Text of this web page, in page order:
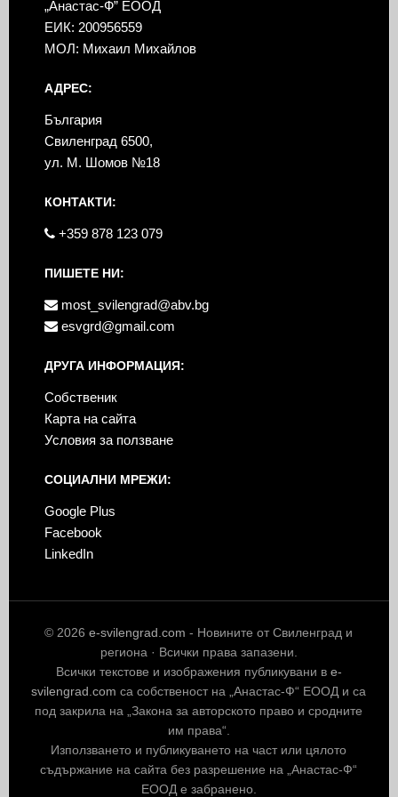
„Анастас-Ф” ЕООД
ЕИК: 200956559
МОЛ: Михаил Михайлов
АДРЕС:
България
Свиленград 6500,
ул. М. Шомов №18
КОНТАКТИ:
+359 878 123 079
ПИШЕТЕ НИ:
most_svilengrad@abv.bg
esvgrd@gmail.com
ДРУГА ИНФОРМАЦИЯ:
Собственик
Карта на сайта
Условия за ползване
СОЦИАЛНИ МРЕЖИ:
Google Plus
Facebook
LinkedIn
© 2026e-svilengrad.com - Новините от Свиленград и
региона · Всички права запазени.
Всички текстове и изображения публикувани в e-
svilengrad.com са собственост на „Анастас-Ф“ ЕООД и са
под закрила на „Закона за авторското право и сродните
им права“.
Използването и публикуването на част или цялото
съдържание на сайта без разрешение на „Анастас-Ф“
ЕООД е забранено.